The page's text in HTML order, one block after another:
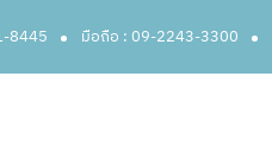
8445 มือถือ : 09-2243-3300